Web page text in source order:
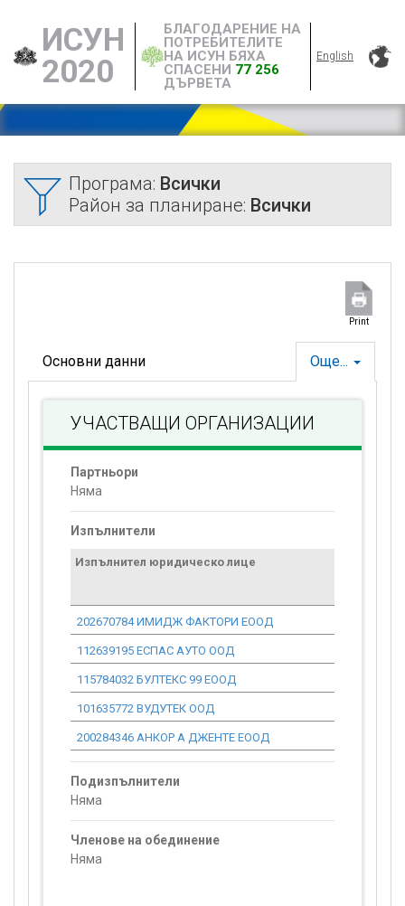
ИСУН
2020
БЛАГОДАРЕНИЕ НА
ПОТРЕБИТЕЛИТЕ
НА ИСУН БЯХА
СПАСЕНИ 77 256
ДЪРВЕТА
English
Програма: Всички
Район за планиране: Всички
Print
Още...
Основни данни
УЧАСТВАЩИ ОРГАНИЗАЦИИ
Партньори
Няма
Изпълнители
Изпълнител юридическо лице
202670784 ИМИДЖ ФАКТОРИ ЕООД
112639195 ЕСПАС АУТО ООД
115784032 БУЛТЕКС 99 ЕООД
101635772 ВУДУТЕК ООД
200284346 АНКОР А ДЖЕНТЕ ЕООД
Подизпълнители
Няма
Членове на обединение
Няма